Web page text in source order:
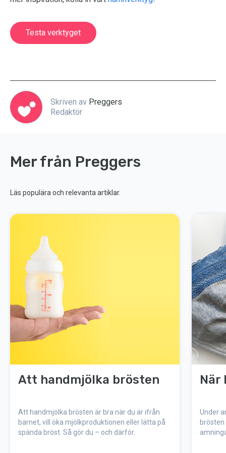
Testa verktyget
Skriven av Preggers
Redaktör
Mer från Preggers
Läs populära och relevanta artiklar.
Att handmjölka brösten
Att handmjölka brösten är bra när du är ifrån
barnet, vill öka mjölkproduktionen eller lätta på
spända bröst. Så gör du – och därför.
När
Under